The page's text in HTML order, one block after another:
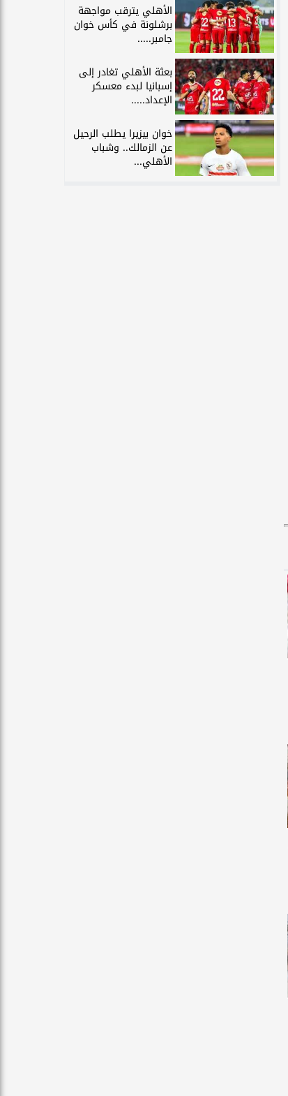
الأهلي يترقب مواجهة
برشلونة في كأس خوان
جامبر.....
بعثة الأهلي تغادر إلى
إسبانيا لبدء معسكر
الإعداد.....
خوان بيزيرا يطلب الرحيل
عن الزمالك.. وشباب
الأهلي...